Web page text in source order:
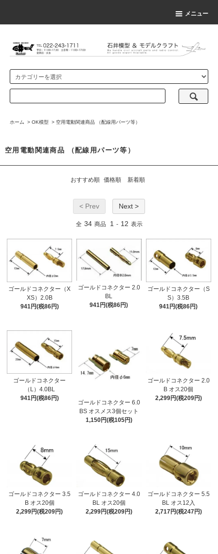
メニュー
ホーム > OK模型 > 空用電動関連商品 （配線用パーツ等）
空用電動関連商品 （配線用パーツ等）
おすすめ順 価格順 新着順
< Prev Next >
全 34 商品 1 - 12 表示
ゴールドコネクター（X
XS）2.0B
941円(税86円)
ゴールドコネクター 2.0
BL
941円(税86円)
ゴールドコネクター（S
S）3.5B
941円(税86円)
ゴールドコネクター
（L）4.0BL
941円(税86円)
ゴールドコネクター 6.0
BS オスメス3個セット
1,150円(税105円)
ゴールドコネクター 2.0
B オス20個
2,299円(税209円)
ゴールドコネクター 3.5
B オス20個
2,299円(税209円)
ゴールドコネクター 4.0
BL オス20個
2,299円(税209円)
ゴールドコネクター 5.5
BL オス12入
2,717円(税247円)